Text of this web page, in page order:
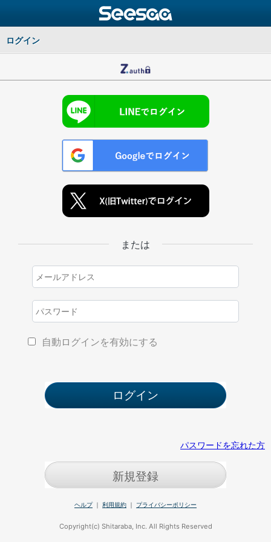
ログイン
または
自動ログインを有効にする
パスワードを忘れた方
新規登録
ヘルプ｜ 利用規約 ｜ プライバシーポリシー
Copyright(c) Shitaraba, Inc. All Rights Reserved